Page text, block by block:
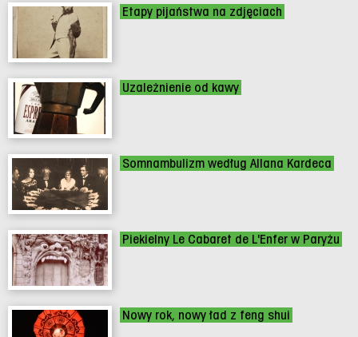
Etapy pijaństwa na zdjęciach
Uzależnienie od kawy
Somnambulizm według Allana Kardeca
Piekielny Le Cabaret de L'Enfer w Paryżu
Nowy rok, nowy ład z feng shui